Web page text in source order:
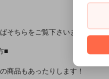
そちらをご覧下さいませ。
■
商品もあったりします！